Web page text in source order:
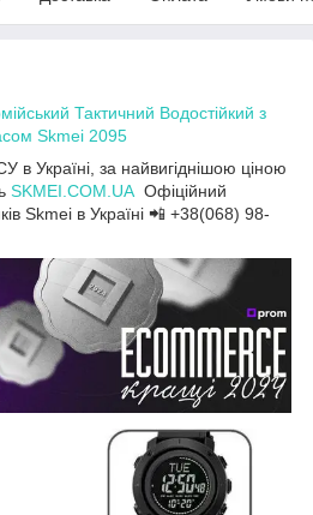
Тактичний Водостійкий з
Skmei 2095
в Україні, за найвигіднішою ціною
SKMEI.COM.UA Офіційний
Skmei в Україні 📲 +38(068) 98-